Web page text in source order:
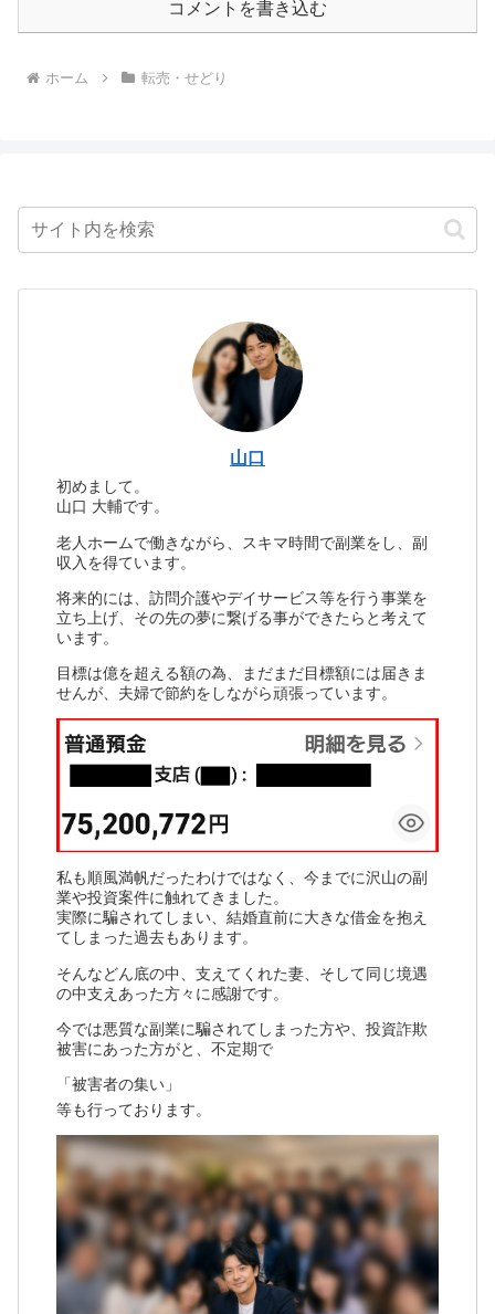
コメントを書き込む
ホーム 転売・せどり
山口
初めまして。
山口 大輔です。
老人ホームで働きながら、スキマ時間で副業をし、副
収入を得ています。
将来的には、訪問介護やデイサービス等を行う事業を
立ち上げ、その先の夢に繋げる事ができたらと考えて
います。
目標は億を超える額の為、まだまだ目標額には届きま
せんが、夫婦で節約をしながら頑張っています。
私も順風満帆だったわけではなく、今までに沢山の副
業や投資案件に触れてきました。
実際に騙されてしまい、結婚直前に大きな借金を抱え
てしまった過去もあります。
そんなどん底の中、支えてくれた妻、そして同じ境遇
の中支えあった方々に感謝です。
今では悪質な副業に騙されてしまった方や、投資詐欺
被害にあった方がと、不定期で
「被害者の集い」
等も行っております。